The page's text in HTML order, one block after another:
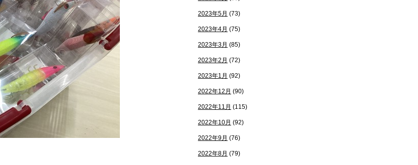
2023年5月 (73)
2023年4月 (75)
2023年3月 (85)
2023年2月 (72)
2023年1月 (92)
2022年12月 (90)
2022年11月 (115)
2022年10月 (92)
2022年9月 (76)
2022年8月 (79)